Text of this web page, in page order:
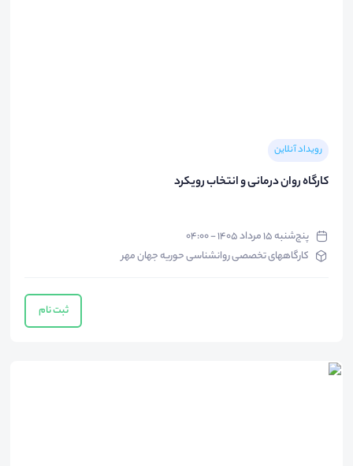
رویداد آنلاین
کارگاه روان درمانی و انتخاب رویکرد
پنج‌شنبه ۱۵ مرداد ۱۴۰۵ - ۰۴:۰۰
کارگاههای تخصصی روانشناسی حوریه جهان مهر
ثبت نام